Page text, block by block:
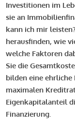
Investitionen im
sie an
kann ich mir
herausfinden, wie
welche Faktoren
Sie die
bilden eine
maximalen
Eigenkapitalanteil
Finanzierung.